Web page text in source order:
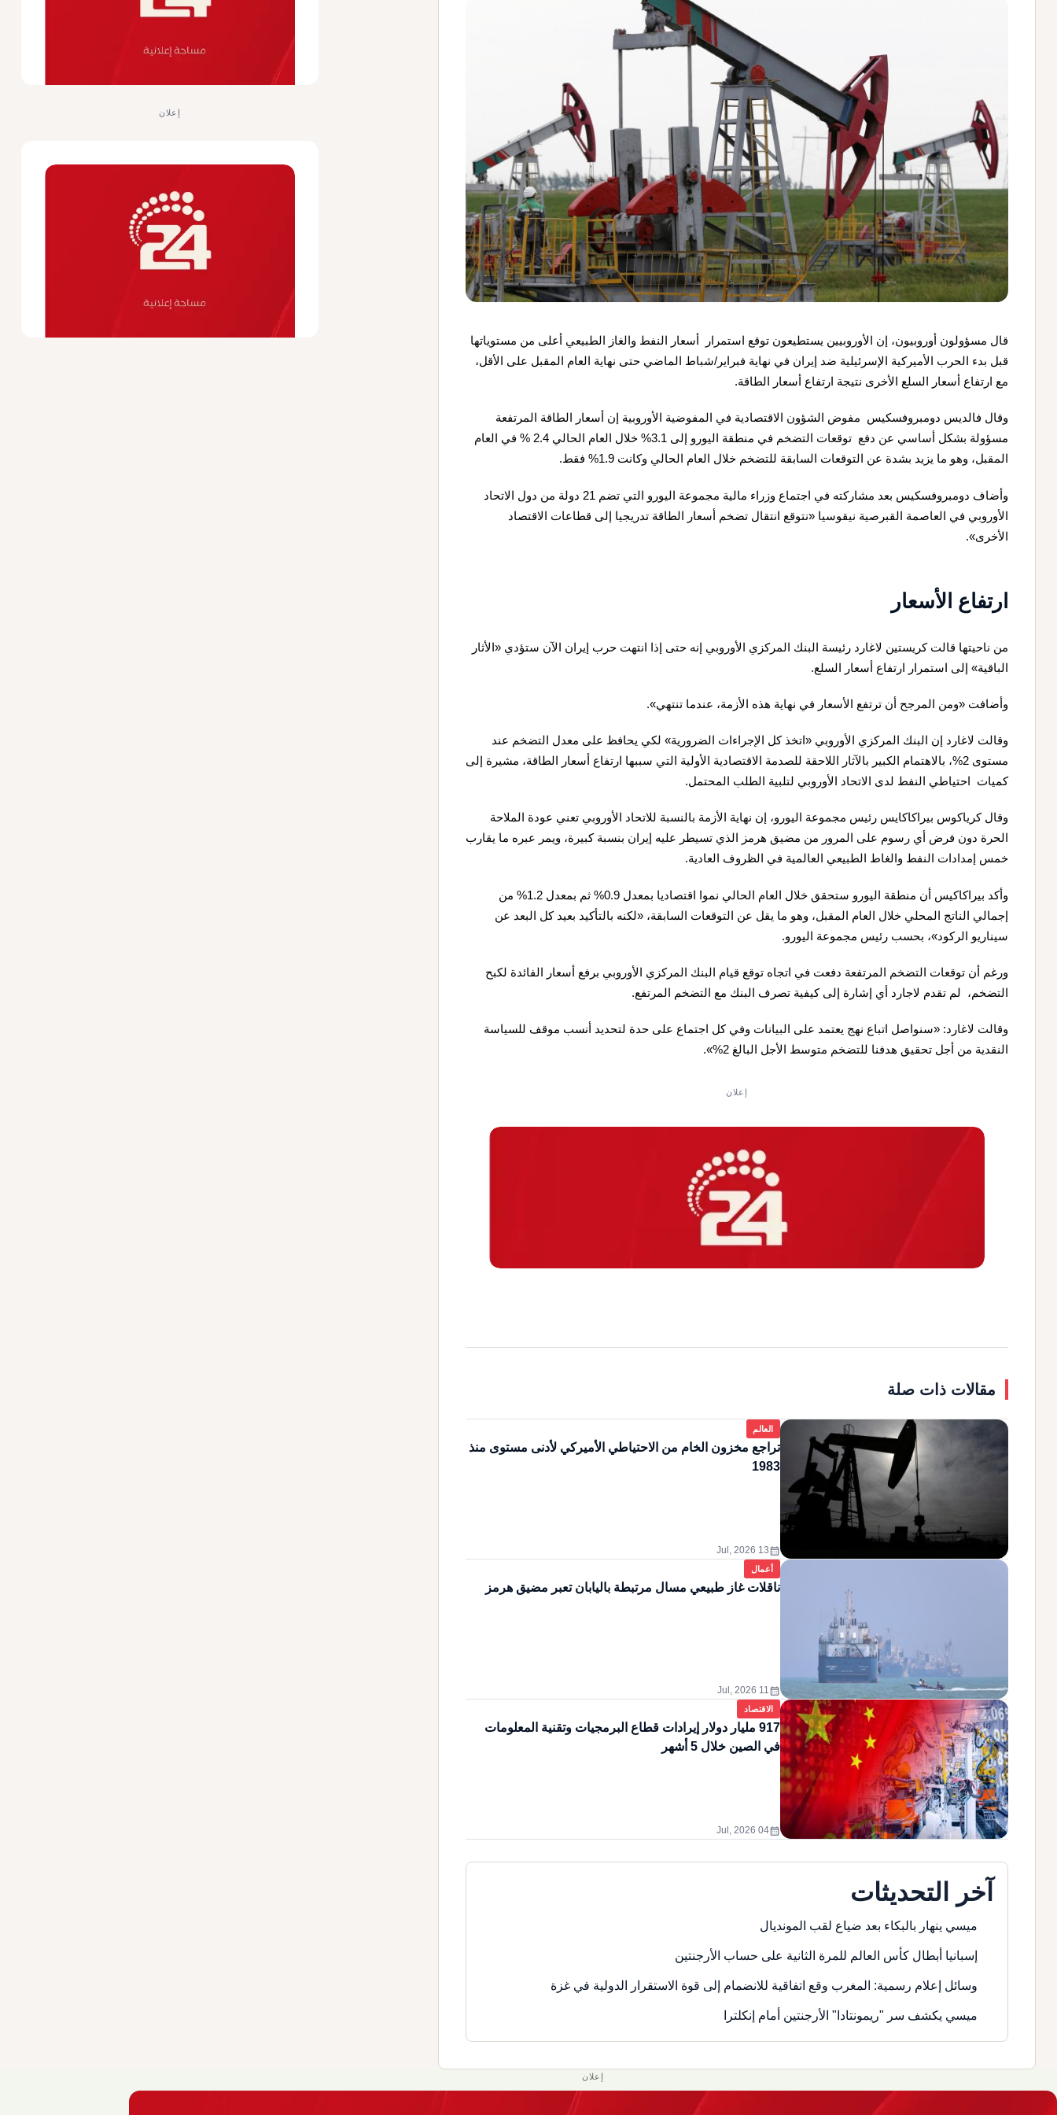
قال مسؤولون أوروبيون، إن الأوروبيين يستطيعون توقع استمرار أسعار النفط والغاز الطبيعي أعلى من مستوياتها
قبل بدء الحرب الأميركية الإسرئيلية ضد إيران في نهاية فبراير/شباط الماضي حتى نهاية العام المقبل على الأقل،
مع ارتفاع أسعار السلع الأخرى نتيجة ارتفاع أسعار الطاقة.
وقال فالديس دومبروفسكيس مفوض الشؤون الاقتصادية في المفوضية الأوروبية إن أسعار الطاقة المرتفعة
مسؤولة بشكل أساسي عن دفع توقعات التضخم في منطقة اليورو إلى 3.1% خلال العام الحالي 2.4 % في العام
المقبل، وهو ما يزيد بشدة عن التوقعات السابقة للتضخم خلال العام الحالي وكانت 1.9% فقط.
وأضاف دومبروفسكيس بعد مشاركته في اجتماع وزراء مالية مجموعة اليورو التي تضم 21 دولة من دول الاتحاد
الأوروبي في العاصمة القبرصية نيقوسيا «نتوقع انتقال تضخم أسعار الطاقة تدريجيا إلى قطاعات الاقتصاد
الأخرى».
ارتفاع الأسعار
من ناحيتها قالت كريستين لاغارد رئيسة البنك المركزي الأوروبي إنه حتى إذا انتهت حرب إيران الآن ستؤدي «الأثار
الباقية» إلى استمرار ارتفاع أسعار السلع.
وأضافت «ومن المرجح أن ترتفع الأسعار في نهاية هذه الأزمة، عندما تنتهي».
وقالت لاغارد إن البنك المركزي الأوروبي «اتخذ كل الإجراءات الضرورية» لكي يحافظ على معدل التضخم عند
مستوى 2%، بالاهتمام الكبير بالآثار اللاحقة للصدمة الاقتصادية الأولية التي سببها ارتفاع أسعار الطاقة، مشيرة إلى
كميات احتياطي النفط لدى الاتحاد الأوروبي لتلبية الطلب المحتمل.
وقال كرياكوس بيراكاكايس رئيس مجموعة اليورو، إن نهاية الأزمة بالنسبة للاتحاد الأوروبي تعني عودة الملاحة
الحرة دون فرض أي رسوم على المرور من مضيق هرمز الذي تسيطر عليه إيران بنسبة كبيرة، ويمر عبره ما يقارب
خمس إمدادات النفط والغاط الطبيعي العالمية في الظروف العادية.
وأكد بيراكاكيس أن منطقة اليورو ستحقق خلال العام الحالي نموا اقتصاديا بمعدل 0.9% ثم بمعدل 1.2% من
إجمالي الناتج المحلي خلال العام المقبل، وهو ما يقل عن التوقعات السابقة، «لكنه بالتأكيد بعيد كل البعد عن
سيناريو الركود»، بحسب رئيس مجموعة اليورو.
ورغم أن توقعات التضخم المرتفعة دفعت في اتجاه توقع قيام البنك المركزي الأوروبي برفع أسعار الفائدة لكبح
التضخم، لم تقدم لاجارد أي إشارة إلى كيفية تصرف البنك مع التضخم المرتفع.
وقالت لاغارد: «سنواصل اتباع نهج يعتمد على البيانات وفي كل اجتماع على حدة لتحديد أنسب موقف للسياسة
النقدية من أجل تحقيق هدفنا للتضخم متوسط الأجل البالغ 2%».
إعلان
مقالات ذات صلة
العالم
تراجع مخزون الخام من الاحتياطي الأميركي لأدنى مستوى منذ
1983
calendar_month
13 Jul, 2026
أعمال
ناقلات غاز طبيعي مسال مرتبطة باليابان تعبر مضيق هرمز
calendar_month
11 Jul, 2026
الاقتصاد
917 مليار دولار إيرادات قطاع البرمجيات وتقنية المعلومات
في الصين خلال 5 أشهر
calendar_month
04 Jul, 2026
آخر التحديثات
ميسي ينهار بالبكاء بعد ضياع لقب المونديال
إسبانيا أبطال كأس العالم للمرة الثانية على حساب الأرجنتين
وسائل إعلام رسمية: المغرب وقع اتفاقية للانضمام إلى قوة الاستقرار الدولية في غزة
ميسي يكشف سر "ريمونتادا" الأرجنتين أمام إنكلترا
إعلان
إعلان